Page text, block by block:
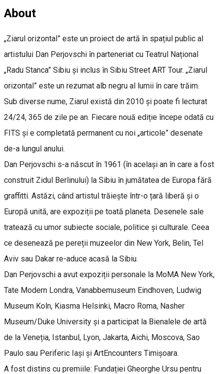
About
„Ziarul orizontal” este un proiect de artă în spațiul public al
artistului Dan Perjovschi în parteneriat cu Teatrul Național
„Radu Stanca” Sibiu și inclus în Sibiu Street ART Tour. „Ziarul
orizontal” este un rezumat alb negru al lumii în care trăim.
Sub diverse nume, Ziarul există din 2010 și poate fi lecturat
24/24, 365 de zile pe an. Fiecare nouă ediție începe odată cu
FITS și e completată permanent cu noi „articole” desenate
de-a lungul anului.
Dan Perjovschi s-a născut în 1961 (în același an în care a fost
construit Zidul Berlinului) la Sibiu în jumătatea de Europa fără
graffitti. Astăzi, când artistul trăiește într-o țară liberă și o
Europă unită, are expoziții pe toată planeta. Desenele sale
tratează cu umor subiecte sociale, politice și culturale. Ceea
ce desenează pe pereții muzeelor din New York, Belin, Tel
Aviv sau Dakar re-aduce acasă la Sibiu.
Dan Perjovschi a avut expoziții personale la MoMA New York,
Tate Modern Londra, Vanabbemuseum Eindhoven, Ludwig
Museum Koln, Kiasma Helsinki, Macro Roma, Nasher
Museum/Duke University și a participat la Bienalele de artă
de la Veneția, Istanbul, Lyon, Jakarta, Aichi, Moscova, Sao
Paulo sau Periferic Iași și ArtEncounters Timișoara.
A fost distins cu premiile: Fundației Gheorghe Ursu pentru